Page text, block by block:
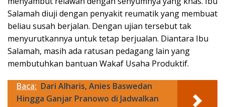
Salamah diuji dengan penyakit reumatik yang membuat
beliau susah berjalan. Dengan ujian tersebut tak
menyurutkannya untuk tetap berjualan. Diantara Ibu
Salamah, masih ada ratusan pedagang lain yang
membutuhkan bantuan Wakaf Usaha Produktif.
Baca: Dari Alharis, Anies Baswedan
Hingga Ganjar Pranowo di Jadwalkan